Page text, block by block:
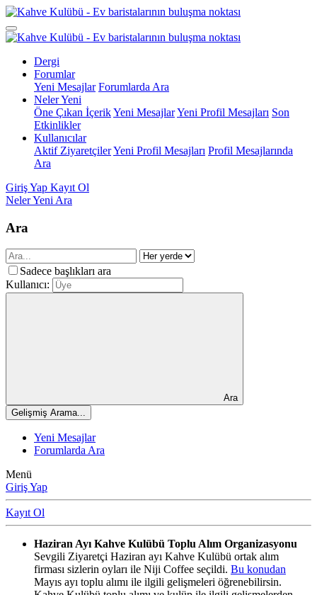
Dergi
Forumlar
Yeni Mesajlar Forumlarda Ara
Neler Yeni
Öne Çıkan İçerikYeni MesajlarYeni Profil Mesajları Son
Etkinlikler
Kullanıcılar
Aktif ZiyaretçilerYeni Profil Mesajları Profil Mesajlarında
Ara
Giriş Yap Kayıt Ol
Neler Yeni Ara
Ara
Sadece başlıkları ara
Kullanıcı:
Ara
Gelişmiş Arama...
Yeni Mesajlar
Forumlarda Ara
Menü
Giriş Yap
Kayıt Ol
Haziran Ayı Kahve Kulübü Toplu Alım Organizasyonu
Sevgili Ziyaretçi Haziran ayı Kahve Kulübü ortak alım
firması sizlerin oyları ile Niji Coffee seçildi. Bu konudan
Mayıs ayı toplu alımı ile ilgili gelişmeleri öğrenebilirsin.